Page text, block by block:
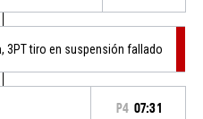
, 3PT tiro en suspensión fallado
P4 07:31